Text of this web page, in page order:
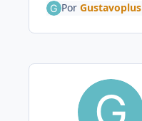
Por Gustavoplus